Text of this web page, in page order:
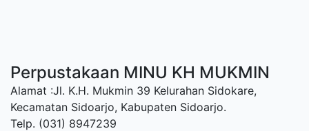
Perpustakaan MINU KH MUKMIN
Alamat :Jl. K.H. Mukmin 39 Kelurahan Sidokare,
Kecamatan Sidoarjo, Kabupaten Sidoarjo.
Telp. (031) 8947239